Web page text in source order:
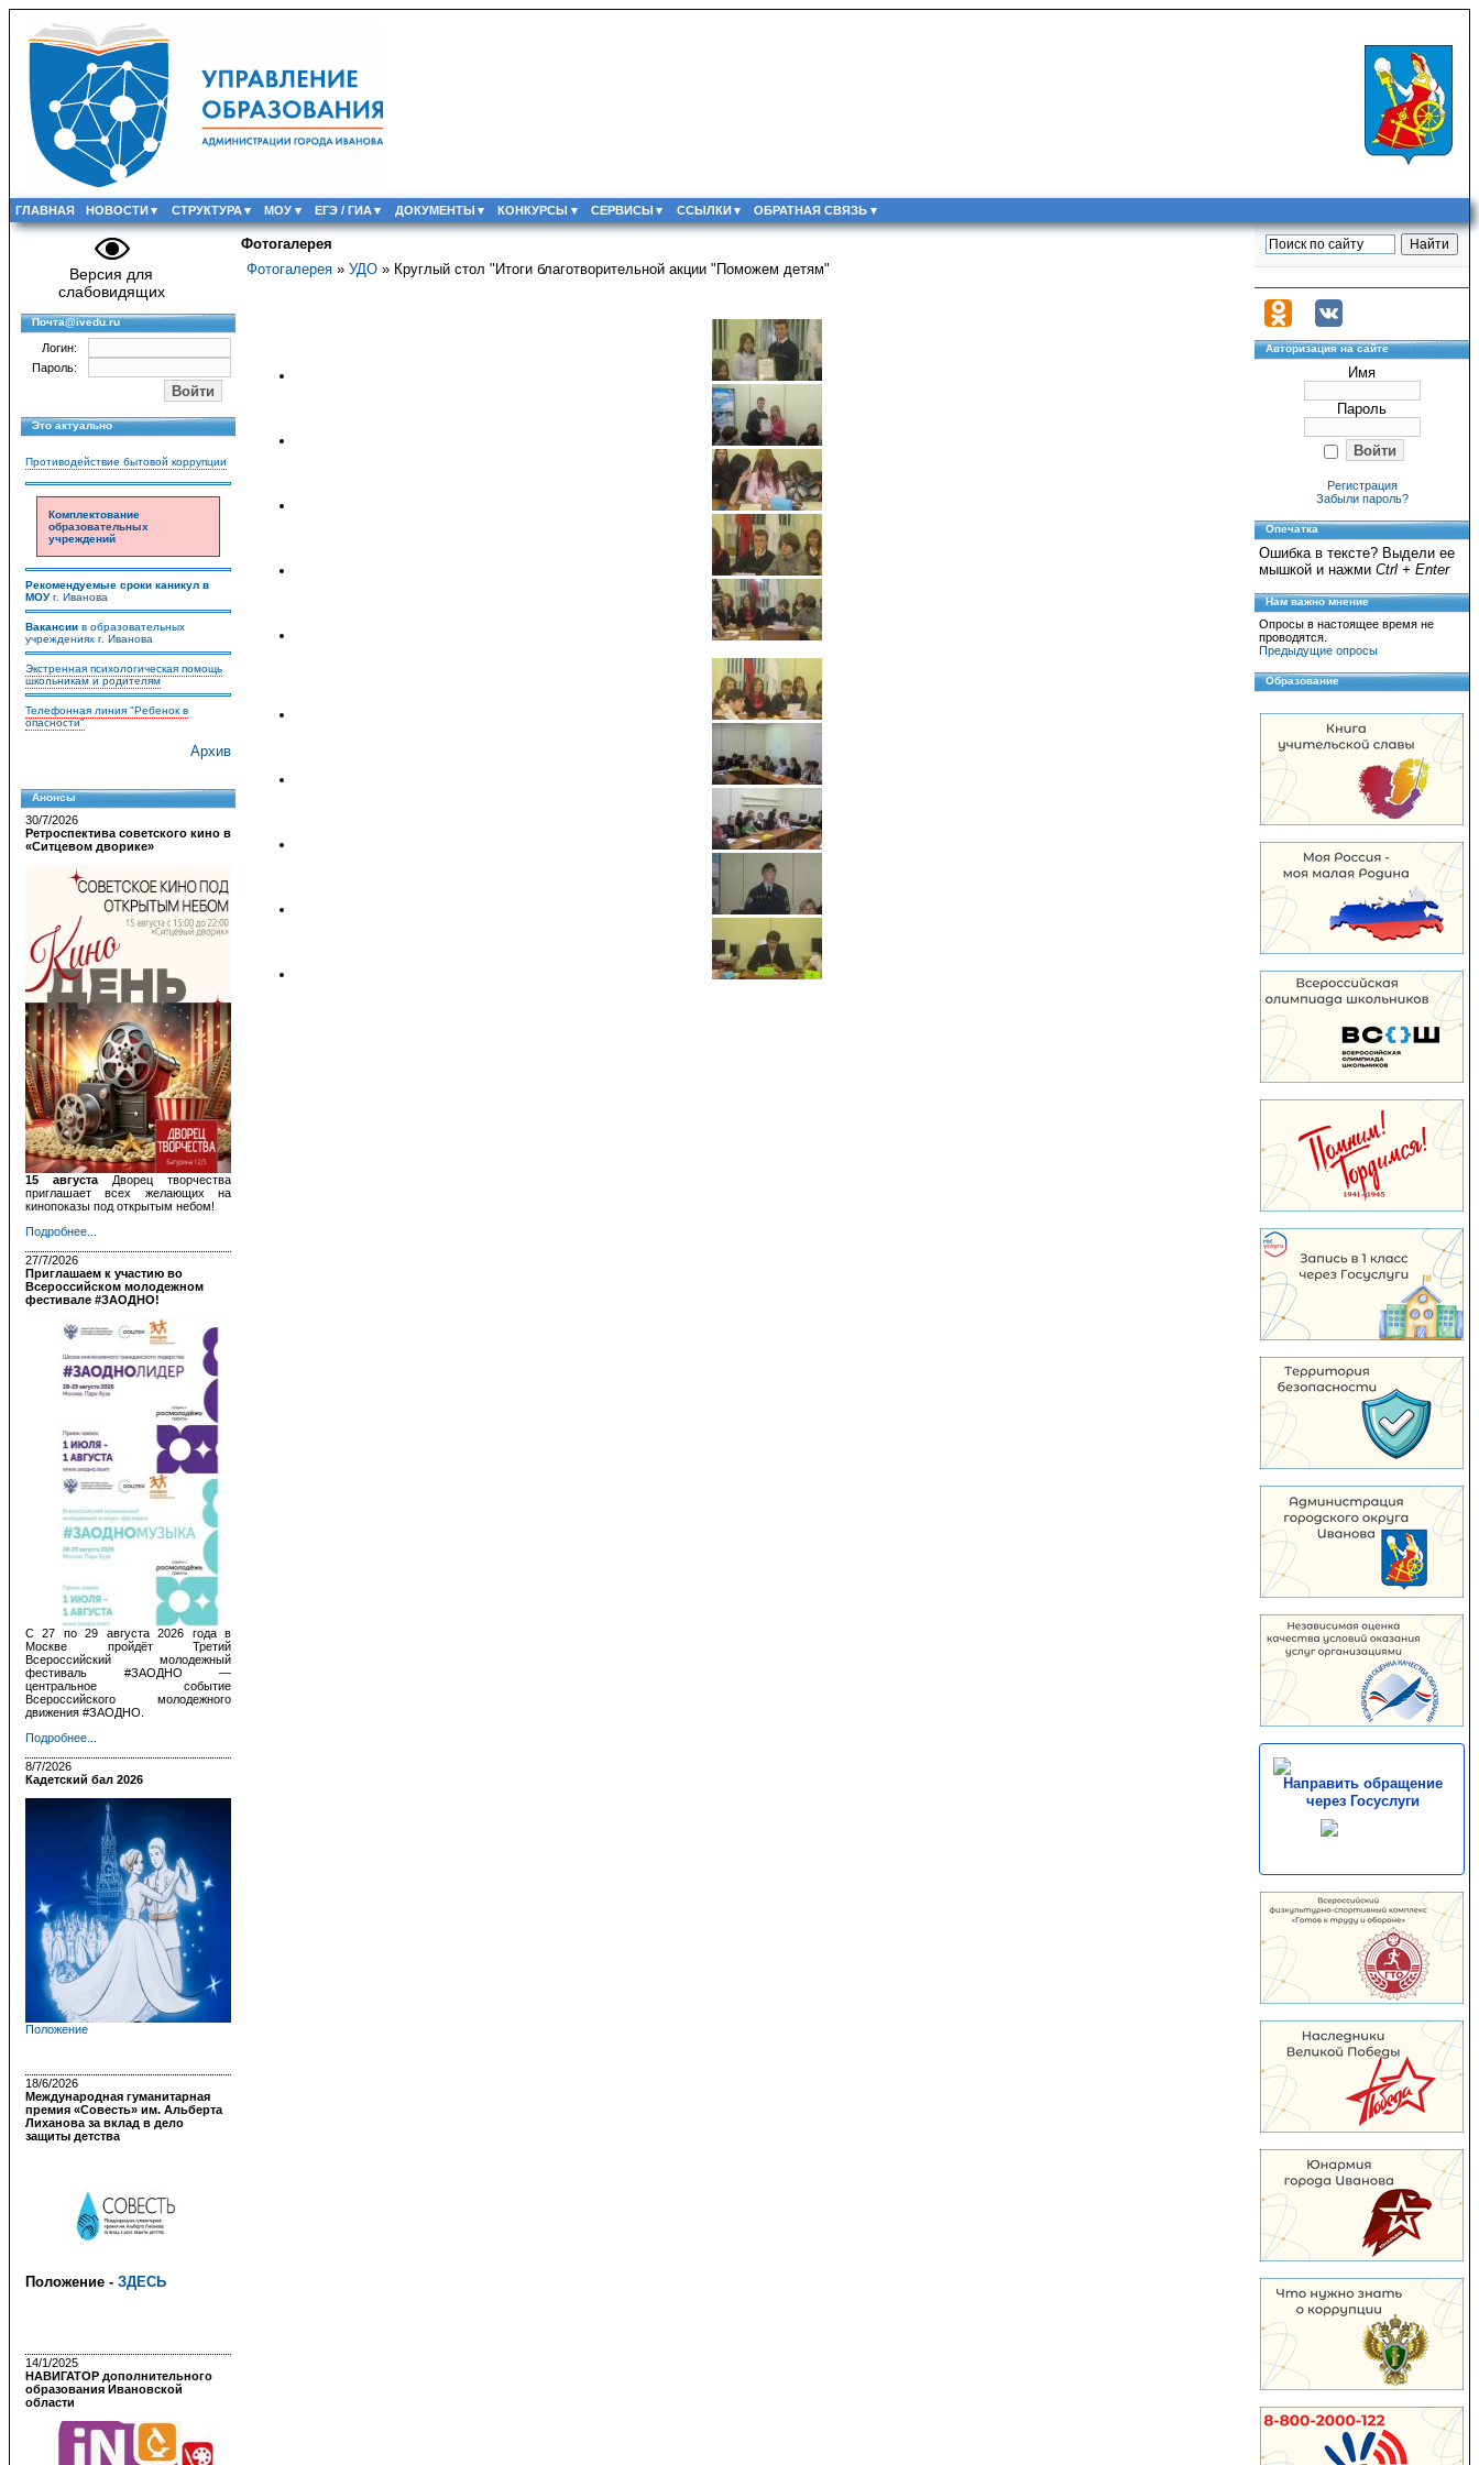
ГЛАВНАЯ НОВОСТИ СТРУКТУРА МОУ ЕГЭ / ГИА ДОКУМЕНТЫ КОНКУРСЫ СЕРВИСЫ ССЫЛКИ ОБРАТНАЯ СВЯЗЬ
Версия для
слабовидящих
Почта@ivedu.ru
Логин:
Пароль:
Это актуально
Противодействие бытовой коррупции
Комплектование
образовательных
учреждений
Рекомендуемые сроки каникул в
МОУг. Иванова
Вакансии в образовательных
учреждениях г. Иванова
Экстренная психологическая помощь
школьникам и родителям
Телефонная линия "Ребенок в
опасности"
Архив
Анонсы
30/7/2026
Ретроспектива советского кино в
«Ситцевом дворике»
15 августа
Дворец творчества
приглашает всех желающих на
кинопоказы под открытым небом!
Подробнее...
27/7/2026
Приглашаем к участию во
Всероссийском молодежном
фестивале #ЗАОДНО!
С 27 по 29 августа 2026 года в
Москве пройдёт Третий
Всероссийский молодежный
фестиваль #ЗАОДНО —
центральное событие
Всероссийского молодежного
движения #ЗАОДНО.
Подробнее...
8/7/2026
Кадетский бал 2026
Положение
18/6/2026
Международная гуманитарная
премия «Совесть» им. Альберта
Лиханова за вклад в дело
защиты детства
Положение - ЗДЕСЬ
14/1/2025
НАВИГАТОР дополнительного
образования Ивановской
области
Фотогалерея
Фотогалерея » УДО » Круглый стол "Итоги благотворительной акции "Поможем детям"
Авторизация на сайте
Имя
Пароль
Регистрация
Забыли пароль?
Опечатка
Ошибка в тексте? Выдели ее
мышкой и нажми Ctrl + Enter
Нам важно мнение
Опросы в настоящее время не
проводятся.
Предыдущие опросы
Образование
Направить обращение
через Госуслуги